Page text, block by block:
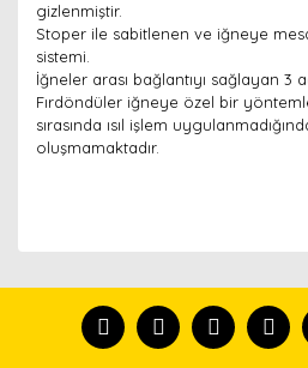
gizlenmiştir.
Stoper ile sabitlenen ve iğneye
sistemi.
İğneler arası bağlantıyı sağlayan 3
Fırdöndüler iğneye özel bir
sırasında ısıl işlem
oluşmamaktadır.
tanısın.
formunu kullanarak tarafımıza
Görüş ve önerileriniz için